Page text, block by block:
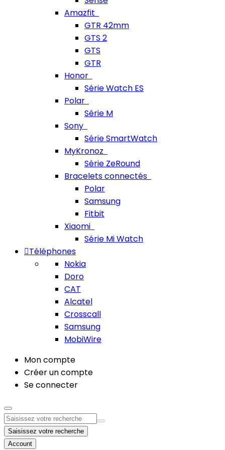
Amazfit
GTR 42mm
GTS 2
GTS
GTR
Honor
Série Watch ES
Polar
Série M
Sony
Série SmartWatch
MyKronoz
Série ZeRound
Bracelets connectés
Polar
Samsung
Fitbit
Xiaomi
Série Mi Watch
Téléphones
Nokia
Doro
CAT
Alcatel
Crosscall
Samsung
MobiWire
Mon compte
Créer un compte
Se connecter
Saisissez votre recherche
Account